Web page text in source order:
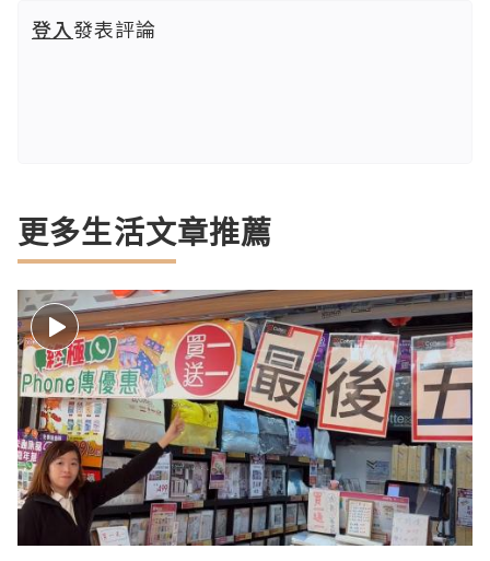
登入發表評論
更多生活文章推薦